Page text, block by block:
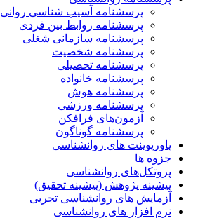
پرسشنامه آسیب شناسی روانی
پرسشنامه روابط بین فردی
پرسشنامه سازمانی شغلی
پرسشنامه شخصیت
پرسشنامه تحصیلی
پرسشنامه خانواده
پرسشنامه هوش
پرسشنامه ورزشی
آزمون‌های فرافکن
پرسشنامه گوناگون
پاورپوینت های روانشناسی
جزوه ها
پروتکل‌های روانشناسی
پیشینه پژوهش (پیشینه تحقیق)
آزمایش های روانشناسی تجربی
نرم افزار های روانشناسی